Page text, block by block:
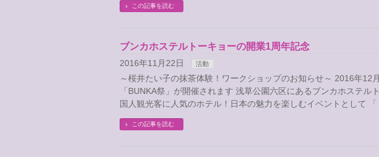
この記事を読む
ブンカホステルトーキョーの開業1周年記念
2016年11月22日 活動
～桜井たい子の抹茶体験！ワークショップのお知らせ～ 2016年
「BUNKA祭」が開催されます 浅草公園六区にあるブンカホステル
国人観光客に人気のホテル！日本の魅力を楽しむイベントとして 「
この記事を読む